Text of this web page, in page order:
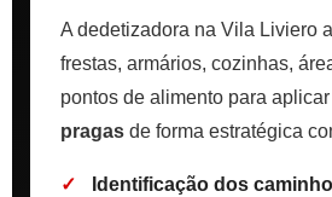
A dedetizadora na Vila Liviero
frestas, armários, cozinhas,
pontos de alimento para aplicar
pragas de forma estratégica
Identificação dos